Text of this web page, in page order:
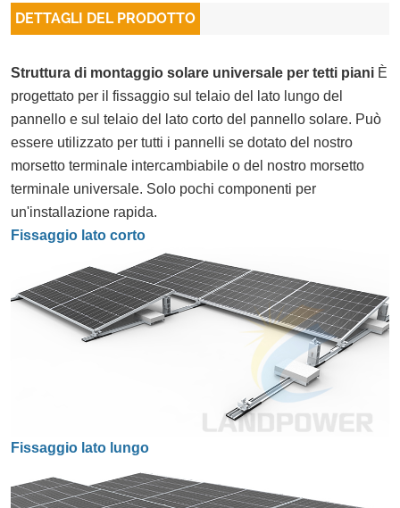
DETTAGLI DEL PRODOTTO
Struttura di montaggio solare universale per tetti piani È
progettato per il fissaggio sul telaio del lato lungo del
pannello e sul telaio del lato corto del pannello solare. Può
essere utilizzato per tutti i pannelli se dotato del nostro
morsetto terminale intercambiabile o del nostro morsetto
terminale universale. Solo pochi componenti per
un'installazione rapida.
Fissaggio lato corto
Fissaggio lato lungo